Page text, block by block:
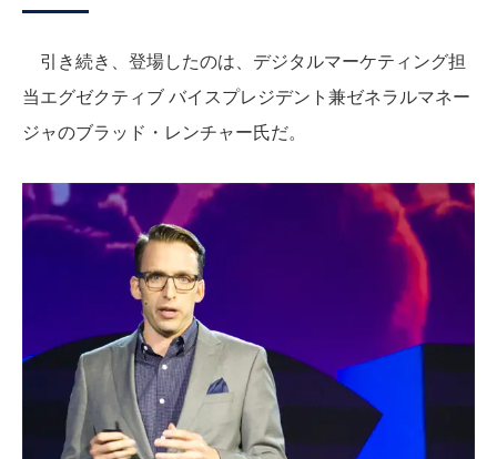
引き続き、登場したのは、デジタルマーケティング担
当エグゼクティブ バイスプレジデント兼ゼネラルマネー
ジャのブラッド・レンチャー氏だ。